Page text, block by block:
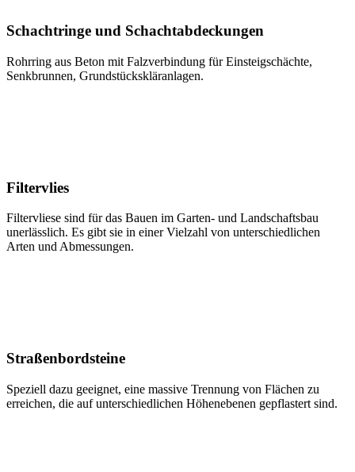
Schachtringe und Schachtabdeckungen
Rohrring aus Beton mit Falzverbindung für Einsteigschächte,
Senkbrunnen, Grundstückskläranlagen.
Filtervlies
Filtervliese sind für das Bauen im Garten- und Landschaftsbau
unerlässlich. Es gibt sie in einer Vielzahl von unterschiedlichen
Arten und Abmessungen.
Straßenbordsteine
Speziell dazu geeignet, eine massive Trennung von Flächen zu
erreichen, die auf unterschiedlichen Höhenebenen gepflastert sind.